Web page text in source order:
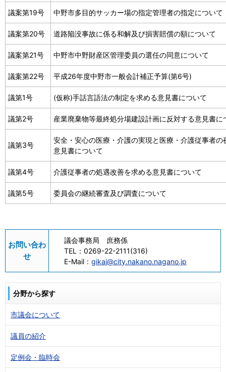
議案第19号 中野市多目的サッカー場の指定管理者の指定について
議案第20号 道路陥没事故に係る和解及び損害賠償の額について
議案第21号 中野市中野財産区管理委員の選任の同意について
議案第22号 平成26年度中野市一般会計補正予算(第6号)
議第1号 (仮称)手話言語法の制定を求める意見書について
議第2号 産業廃棄物等最終処分場建設計画に反対する意見書に
議第3号
安全・安心の医療・介護の実現と医療・介護従事者
意見書について
議第4号 介護従事者の処遇改善を求める意見書について
議第5号 委員会の継続審査及び調査について
お問い合わ
せ
議会事務局 庶務係
TEL： 0269-22-2111(316)
E-Mail： gikai@city.nakano.nagano.jp
分野から探す
市議会について
議員の紹介
定例会・臨時会